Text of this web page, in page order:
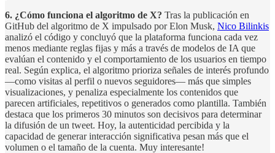
6. ¿Cómo funciona el algoritmo de X? Tras la publicación en
GitHub del algoritmo de X impulsado por Elon Musk, Nico Bilinkis
analizó el código y concluyó que la plataforma funciona cada vez
menos mediante reglas fijas y más a través de modelos de IA que
evalúan el contenido y el comportamiento de los usuarios en tiempo
real. Según explica, el algoritmo prioriza señales de interés profundo
—como visitas al perfil o nuevos seguidores— más que simples
visualizaciones, y penaliza especialmente los contenidos que
parecen artificiales, repetitivos o generados como plantilla. También
destaca que los primeros 30 minutos son decisivos para determinar
la difusión de un tweet. Hoy, la autenticidad percibida y la
capacidad de generar interacción significativa pesan más que el
volumen o el tamaño de la cuenta. Muy interesante!